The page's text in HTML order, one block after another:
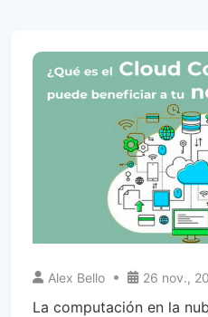
Alex Bello 26 nov.,
La computación en la